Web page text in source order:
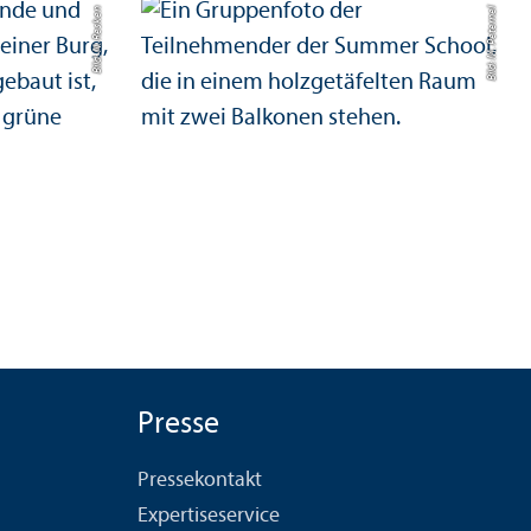
Bild: N. Resken Bild: M. Peternel
Presse
Pressekontakt
Expertiseservice